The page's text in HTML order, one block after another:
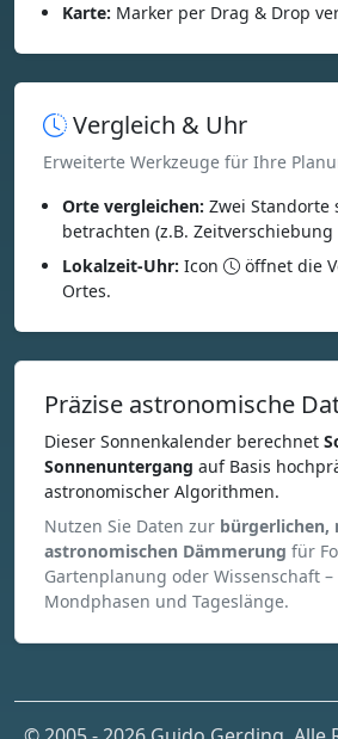
Karte: Marker per Drag & Drop
Vergleich & Uhr
Erweiterte Werkzeuge für Ihre
Orte vergleichen: Zwei Standorte
betrachten (z.B.
Lokalzeit-Uhr: Icon
öffnet die
Ortes.
Präzise astronomische
Dieser Sonnenkalender berechnet
Sonnenuntergang auf Basis
astronomischer Algorithmen.
Nutzen Sie Daten zur bürgerlichen,
astronomischen Dämmerung für
Gartenplanung oder Wissenschaft
Mondphasen und Tageslänge.